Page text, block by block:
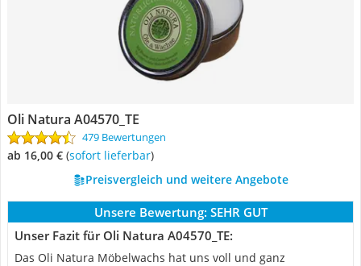
Oli Natura A04570_TE
479 Bewertungen
ab 16,00 € ( Sofort lieferbar)
Preisvergleich und weitere Angebote
Unsere Bewertung: SEHR GUT
Unser Fazit für Oli Natura A04570_TE:
Das Oli Natura Möbelwachs hat uns voll und ganz